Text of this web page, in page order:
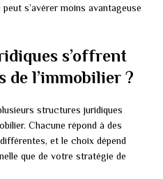
s’avérer moins avantageuse
s’offrent
de l’immobilier ?
structures juridiques
Chacune répond à des
et le choix dépend
que de votre stratégie de